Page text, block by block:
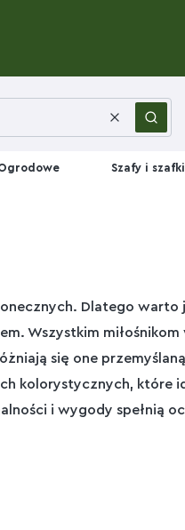
WyczyśćSzukaj
Szafy i szafki
Dlatego
Wszystkim
się one
kolorystycznych, które
i wygody spełnią